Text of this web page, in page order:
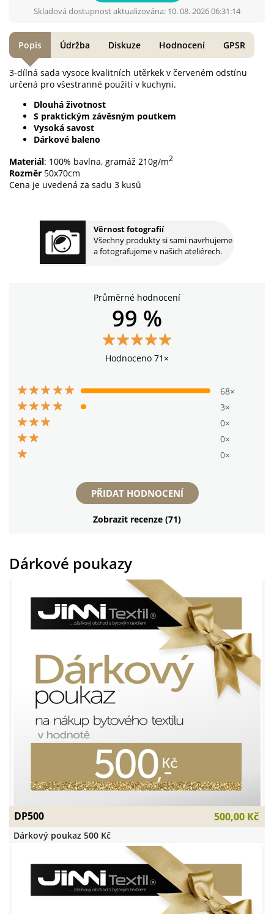
Skladová dostupnost aktualizována: 10. 08. 2026 06:31:14
Věrnost fotografií
Všechny produkty si sami navrhujeme
a fotografujeme v našich ateliérech.
3-dílná sada vysoce kvalitních utěrkek v červeném odstínu
určená pro všestranné použití v kuchyni.
Dlouhá životnost
S praktickým závěsným poutkem
Vysoká savost
Dárkové baleno
Materiál: 100% bavlna, gramáž 210g/m2
Rozměr 50x70cm
Cena je uvedená za sadu 3 kusů
Popis Údržba Diskuze Hodnocení GPSR
Průměrné hodnocení
99 %
Hodnoceno 71×
68×
3×
0×
0×
0×
PŘIDAT HODNOCENÍ
Zobrazit recenze (71)
DP500 500,00 Kč
Dárkový poukaz 500 Kč
Dárkové poukazy